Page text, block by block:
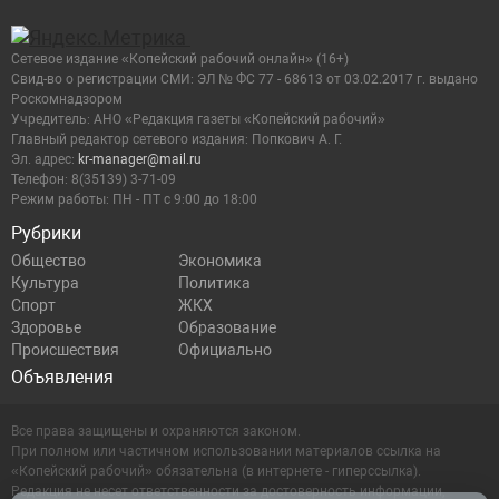
Рубрики
Общество
Экономика
Культура
Политика
Спорт
ЖКХ
Здоровье
Образование
Происшествия
Официально
Объявления
Сетевое издание «Копейский рабочий онлайн» (16+)
Cвид-во о регистрации СМИ: ЭЛ № ФС 77 - 68613 от 03.02.2017 г. выдано
Роскомнадзором
Учредитель: АНО «Редакция газеты «Копейский рабочий»
Главный редактор сетевого издания: Попкович А. Г.
Эл. адрес: kr-manager@mail.ru
Телефон: 8(35139) 3-71-09
Режим работы: ПН - ПТ с 9:00 до 18:00
Все права защищены и охраняются законом.
При полном или частичном использовании материалов ссылка на
«Копейский рабочий» обязательна (в интернете - гиперссылка).
Редакция не несет ответственности за достоверность информации,